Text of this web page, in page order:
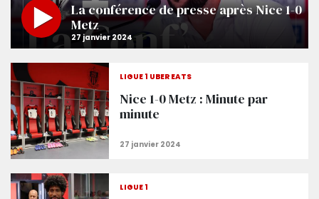
La conférence de presse après Nice 1-0
Metz
LIGUE 1 UBER EATS
Nice 1-0 Metz : Minute par
minute
LIGUE 1